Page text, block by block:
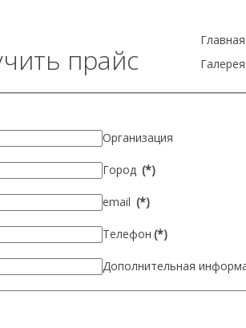
Главная
Галерея
прайс
Организация
Город (*)
email (*)
Телефон (*)
Дополнительная